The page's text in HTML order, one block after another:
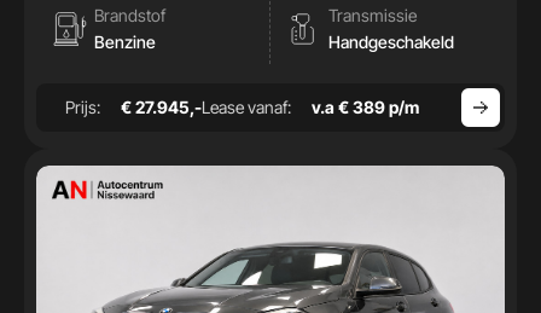
Brandstof
Benzine
Transmissie
Handgeschakeld
Prijs: € 27.945,-Lease vanaf: v.a € 389 p/m